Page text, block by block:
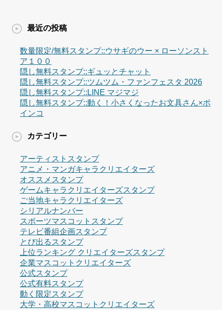
最近の投稿
数量限定/無料スタンプ::ウサギのウー × ローソンスト
ア１００
隠し無料スタンプ::ギュッとチャット
隠し無料スタンプ::ツムツム・ファンフェスタ 2026
隠し無料スタンプ::LINE マジマジ
隠し無料スタンプ::動く！小さくなったお文具さん×ポ
インコ
カテゴリー
アーティストスタンプ
アニメ・マンガキャラクリエイターズ
オススメスタンプ
ゲームキャラクリエイターズスタンプ
ご当地キャラクリエイターズ
シリアルナンバー
スポーツマスコットスタンプ
テレビ番組企画スタンプ
とび出るスタンプ
上位ランキング クリエイターズスタンプ
企業マスコットクリエイターズ
公式スタンプ
公式有料スタンプ
動く限定スタンプ
大学・高校マスコットクリエイターズ